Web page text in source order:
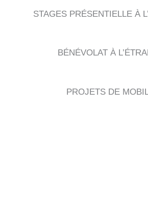
STAGES PRÉSENTIELLE À
BÉNÉVOLAT À
PROJETS DE